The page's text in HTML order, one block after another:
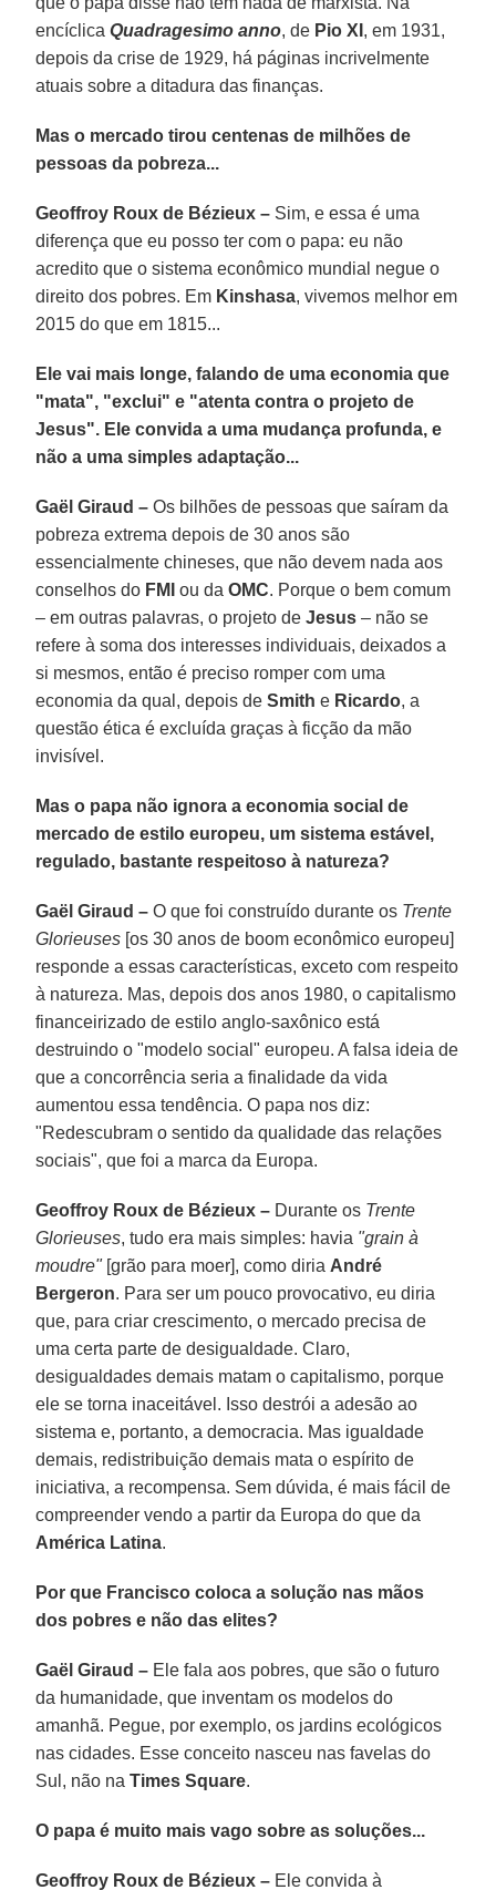
encíclicaQuadragesimo anno, de Pio XI , em 1931,
depois da crise de 1929, há páginas incrivelmente
atuais sobre a ditadura das finanças.
Mas o mercado tirou centenas de milhões de
pessoas da pobreza...
Geoffroy Roux de Bézieux – Sim, e essa é uma
diferença que eu posso ter com o papa: eu não
acredito que o sistema econômico mundial negue o
direito dos pobres. Em Kinshasa, vivemos melhor em
2015 do que em 1815...
Ele vai mais longe, falando de uma economia que
"mata", "exclui" e "atenta contra o projeto de
Jesus". Ele convida a uma mudança profunda, e
não a uma simples adaptação...
Gaël Giraud – Os bilhões de pessoas que saíram da
pobreza extrema depois de 30 anos são
essencialmente chineses, que não devem nada aos
conselhos do FMI ou daOMC. Porque o bem comum
– em outras palavras, o projeto deJesus – não se
refere à soma dos interesses individuais, deixados a
si mesmos, então é preciso romper com uma
economia da qual, depois deSmith e Ricardo, a
questão ética é excluída graças à ficção da mão
invisível.
Mas o papa não ignora a economia social de
mercado de estilo europeu, um sistema estável,
regulado, bastante respeitoso à natureza?
Gaël Giraud – O que foi construído durante os Trente
Glorieuses [os 30 anos de boom econômico europeu]
responde a essas características, exceto com respeito
à natureza. Mas, depois dos anos 1980, o capitalismo
financeirizado de estilo anglo-saxônico está
destruindo o "modelo social" europeu. A falsa ideia de
que a concorrência seria a finalidade da vida
aumentou essa tendência. O papa nos diz:
"Redescubram o sentido da qualidade das relações
sociais", que foi a marca da Europa.
Geoffroy Roux de Bézieux – Durante os Trente
Glorieuses, tudo era mais simples: havia "grain à
moudre"[grão para moer], como diria André
Bergeron. Para ser um pouco provocativo, eu diria
que, para criar crescimento, o mercado precisa de
uma certa parte de desigualdade. Claro,
desigualdades demais matam o capitalismo, porque
ele se torna inaceitável. Isso destrói a adesão ao
sistema e, portanto, a democracia. Mas igualdade
demais, redistribuição demais mata o espírito de
iniciativa, a recompensa. Sem dúvida, é mais fácil de
compreender vendo a partir da Europa do que da
América Latina.
Por que Francisco coloca a solução nas mãos
dos pobres e não das elites?
Gaël Giraud – Ele fala aos pobres, que são o futuro
da humanidade, que inventam os modelos do
amanhã. Pegue, por exemplo, os jardins ecológicos
nas cidades. Esse conceito nasceu nas favelas do
Sul, não naTimes Square.
O papa é muito mais vago sobre as soluções...
Geoffroy Roux de Bézieux – Ele convida à